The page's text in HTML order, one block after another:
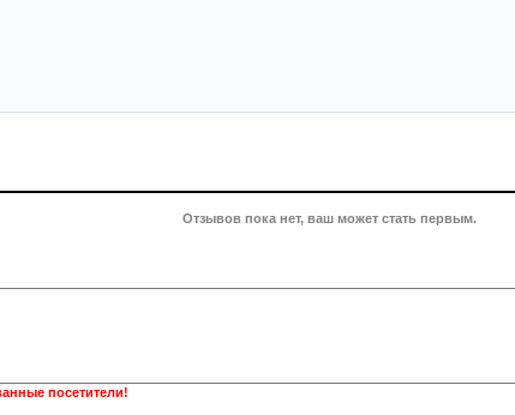
Отзывов пока нет, ваш может стать первым.
посетители!